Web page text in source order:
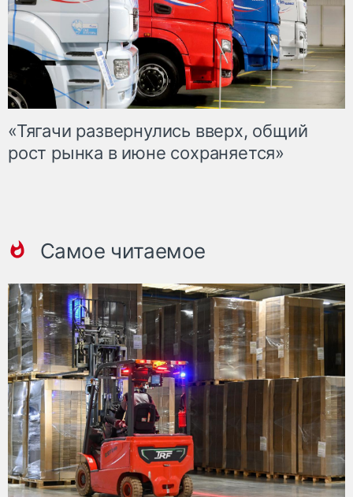
«Тягачи развернулись вверх, общий
рост рынка в июне сохраняется»
Самое читаемое